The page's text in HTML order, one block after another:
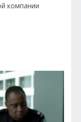
компании